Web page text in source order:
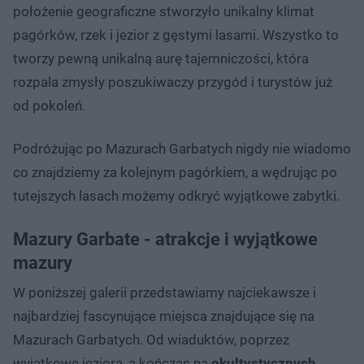
położenie geograficzne stworzyło unikalny klimat
pagórków, rzek i jezior z gęstymi lasami. Wszystko to
tworzy pewną unikalną aurę tajemniczości, która
rozpala zmysły poszukiwaczy przygód i turystów już
od pokoleń.
Podróżując po Mazurach Garbatych nigdy nie wiadomo
co znajdziemy za kolejnym pagórkiem, a wędrując po
tutejszych lasach możemy odkryć wyjątkowe zabytki.
Mazury Garbate - atrakcje i wyjątkowe
mazury
W poniższej galerii przedstawiamy najciekawsze i
najbardziej fascynujące miejsca znajdujące się na
Mazurach Garbatych. Od wiaduktów, poprzez